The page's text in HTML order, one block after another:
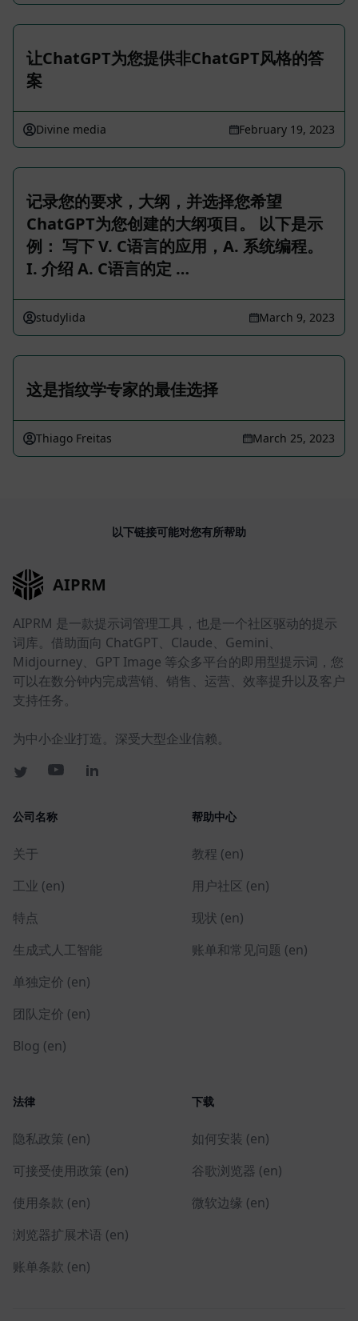
让ChatGPT为您提供非ChatGPT风格的答
案
Divine media February 19, 2023
记录您的要求，大纲，并选择您希望
ChatGPT为您创建的大纲项目。 以下是示
例： 写下 V. C语言的应用，A. 系统编程。
I. 介绍 A. C语言的定 …
studylida March 9, 2023
这是指纹学专家的最佳选择
Thiago Freitas March 25, 2023
以下链接可能对您有所帮助
AIPRM
AIPRM 是一款提示词管理工具，也是一个社区驱动的提示
词库。借助面向 ChatGPT、Claude、Gemini、
Midjourney、GPT Image 等众多平台的即用型提示词，您
可以在数分钟内完成营销、销售、运营、效率提升以及客户
支持任务。
为中小企业打造。深受大型企业信赖。
公司名称
关于
工业 (en)
特点
生成式人工智能
单独定价 (en)
团队定价 (en)
Blog (en)
帮助中心
教程 (en)
用户社区 (en)
现状 (en)
账单和常见问题 (en)
法律
隐私政策 (en)
可接受使用政策 (en)
使用条款 (en)
浏览器扩展术语 (en)
账单条款 (en)
下载
如何安装 (en)
谷歌浏览器 (en)
微软边缘 (en)